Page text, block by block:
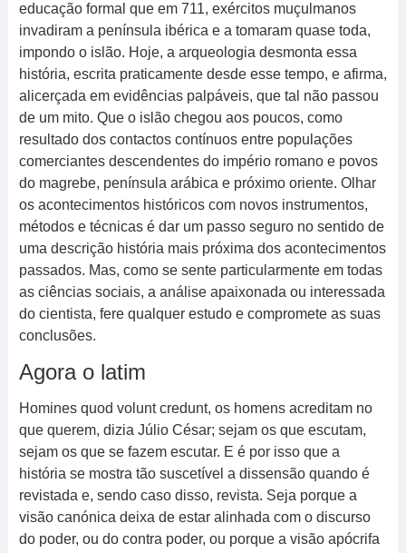
educação formal que em 711, exércitos muçulmanos
invadiram a península ibérica e a tomaram quase toda,
impondo o islão. Hoje, a arqueologia desmonta essa
história, escrita praticamente desde esse tempo, e afirma,
alicerçada em evidências palpáveis, que tal não passou
de um mito. Que o islão chegou aos poucos, como
resultado dos contactos contínuos entre populações
comerciantes descendentes do império romano e povos
do magrebe, península arábica e próximo oriente. Olhar
os acontecimentos históricos com novos instrumentos,
métodos e técnicas é dar um passo seguro no sentido de
uma descrição história mais próxima dos acontecimentos
passados. Mas, como se sente particularmente em todas
as ciências sociais, a análise apaixonada ou interessada
do cientista, fere qualquer estudo e compromete as suas
conclusões.
Agora o latim
Homines quod volunt credunt, os homens acreditam no
que querem, dizia Júlio César; sejam os que escutam,
sejam os que se fazem escutar. E é por isso que a
história se mostra tão suscetível a dissensão quando é
revistada e, sendo caso disso, revista. Seja porque a
visão canónica deixa de estar alinhada com o discurso
do poder, ou do contra poder, ou porque a visão apócrifa